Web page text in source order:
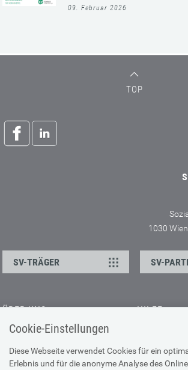
Cookie-Einstellungen
Diese Webseite verwendet Cookies für ein
Erlebnis und für die anonyme Analyse des
09. Februar 2026
TOP
1030
SV-TRÄGER SV-
ÜBER UNS
Kontakt
Offene Stellen
Presse
HILFE
Browser-Info
Hilfe zur